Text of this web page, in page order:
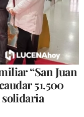
“San Juan
51.500
solidaria